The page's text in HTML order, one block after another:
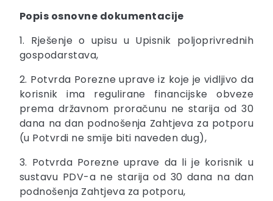
Popis osnovne dokumentacije
1. Rješenje o upisu u Upisnik poljoprivrednih
gospodarstava,
2. Potvrda Porezne uprave iz koje je vidljivo da
korisnik ima regulirane financijske obveze
prema državnom proračunu ne starija od 30
dana na dan podnošenja Zahtjeva za potporu
(u Potvrdi ne smije biti naveden dug),
3. Potvrda Porezne uprave da li je korisnik u
sustavu PDV-a ne starija od 30 dana na dan
podnošenja Zahtjeva za potporu,